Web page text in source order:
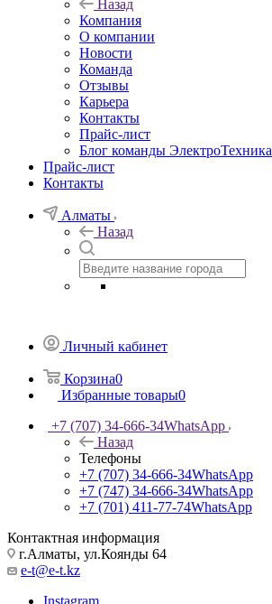
Назад
Компания
О компании
Новости
Команда
Отзывы
Карьера
Контакты
Прайс-лист
Блог команды ЭлектроТехника
Прайс-лист
Контакты
Алматы
Назад
Личный кабинет
Корзина0
Избранные товары0
+7 (707) 34-666-34WhatsApp
Назад
Телефоны
+7 (707) 34-666-34WhatsApp
+7 (747) 34-666-34WhatsApp
+7 (701) 411-77-74WhatsApp
Контактная информация
г.Алматы, ул.Коянды 64
e-t@e-t.kz
Instagram